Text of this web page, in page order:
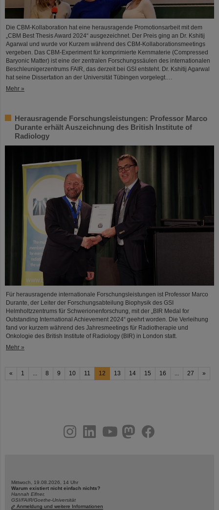
Die CBM-Kollaboration hat eine herausragende Promotionsarbeit mit dem
„CBM Best Thesis Award 2024“ ausgezeichnet. Der Preis ging an Dr. Kshitij
Agarwal und wurde vor Kurzem während des CBM-Kollaborationsmeetings
vergeben. Das CBM-Experiment für komprimierte Kernmaterie (Compressed
Baryonic Matter) ist eine der zentralen Forschungssäulen des internationalen
Beschleunigerzentrums FAIR, das derzeit bei GSI entsteht. Dr. Kshitij Agarwal
hat seine Dissertation an der Universität Tübingen vorgelegt.…
Mehr »
Herausragende Forschungsleistungen: Professor Marco
Durante erhält Auszeichnung des British Institute of
Radiology
Für herausragende internationale Forschungsleistungen ist Professor Marco
Durante, der Leiter der Forschungsabteilung Biophysik des GSI
Helmholtzzentrums für Schwerionenforschung, mit der „BIR Medal for
Outstanding International Achievement 2024“ geehrt worden. Die Verleihung
fand vor kurzem während des Jahresmeetings für Radiotherapie und
Onkologie des British Institute of Radiology (BIR) in London statt.
Mehr »
« 1 ... 8 9 10 11 12 13 14 15 16 ... 27 »
youtubehelmholtz.socialfacebook
Mittwoch, 19.08.2026, 14 Uhr
Warum existiert nicht einfach nichts?
Hannah Elfner,
GSI/FAIR/Goethe-Universität
Anmeldung und weitere Informationen